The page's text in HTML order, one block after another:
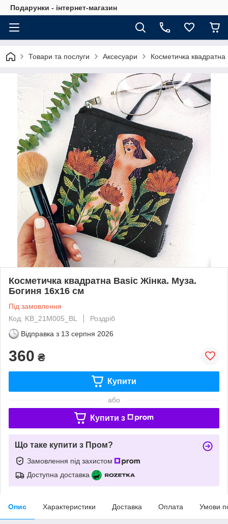
Подарунки - інтернет-магазин
Товари та послуги Аксесуари Косметичка квадратна
Косметичка квадратна Basic Жінка. Муза.
Богиня 16x16 см
Під замовлення
Код: KB_21M005_BL
Роздріб
Відправка з 13 серпня 2026
360 ₴
Купити
або
Купити з
Що таке купити з Пром?
Замовлення під захистом
Доступна доставка
Опис Характеристики Доставка Оплата Умови